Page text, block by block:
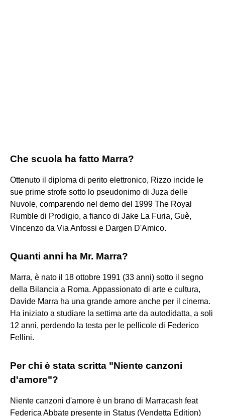
Che scuola ha fatto Marra?
Ottenuto il diploma di perito elettronico, Rizzo incide le
sue prime strofe sotto lo pseudonimo di Juza delle
Nuvole, comparendo nel demo del 1999 The Royal
Rumble di Prodigio, a fianco di Jake La Furia, Guè,
Vincenzo da Via Anfossi e Dargen D'Amico.
Quanti anni ha Mr. Marra?
Marra, è nato il 18 ottobre 1991 (33 anni) sotto il segno
della Bilancia a Roma. Appassionato di arte e cultura,
Davide Marra ha una grande amore anche per il cinema.
Ha iniziato a studiare la settima arte da autodidatta, a soli
12 anni, perdendo la testa per le pellicole di Federico
Fellini.
Per chi è stata scritta "Niente canzoni
d'amore"?
Niente canzoni d'amore è un brano di Marracash feat
Federica Abbate presente in Status (Vendetta Edition)